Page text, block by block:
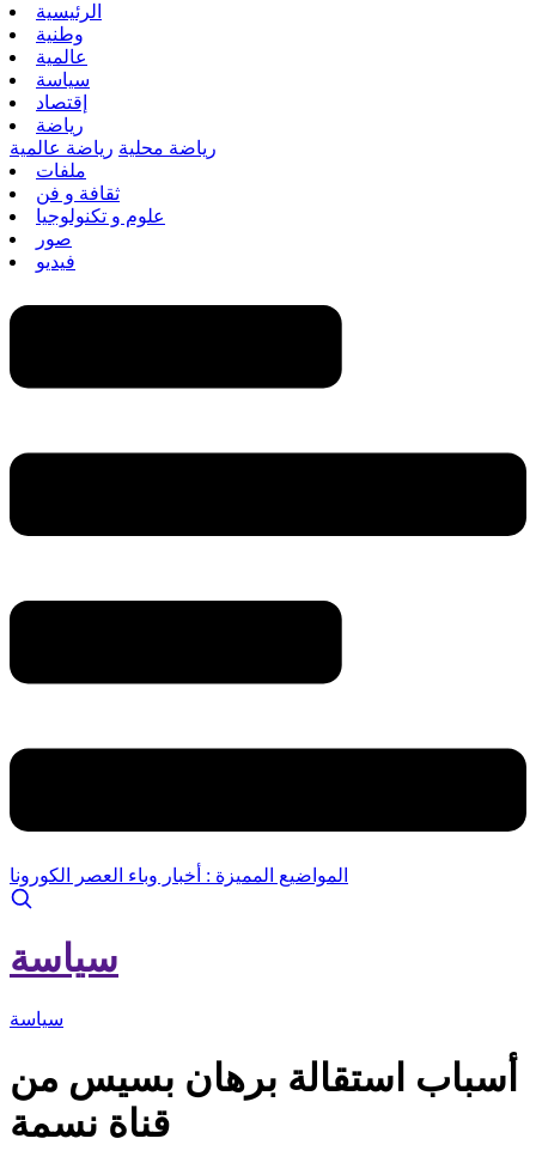
الرئيسية
وطنية
عالمية
سياسة
إقتصاد
رياضة
رياضة محلية رياضة عالمية
ملفات
ثقافة و فن
علوم و تكنولوجيا
صور
فيديو
المواضيع المميزة : أخبار وباء العصر الكورونا
سياسة
سياسة
أسباب استقالة برهان بسيس من
قناة نسمة